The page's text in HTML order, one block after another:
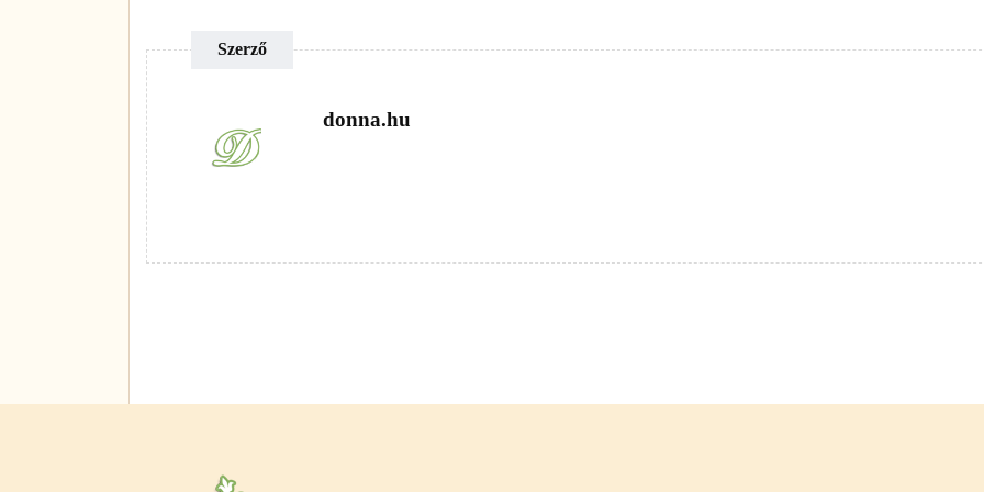
Szerző
donna.hu